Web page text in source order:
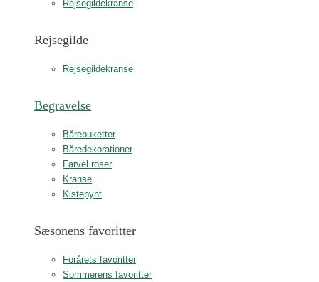
Rejsegildekranse
Rejsegilde
Rejsegildekranse
Begravelse
Bårebuketter
Båredekorationer
Farvel roser
Kranse
Kistepynt
Sæsonens favoritter
Forårets favoritter
Sommerens favoritter